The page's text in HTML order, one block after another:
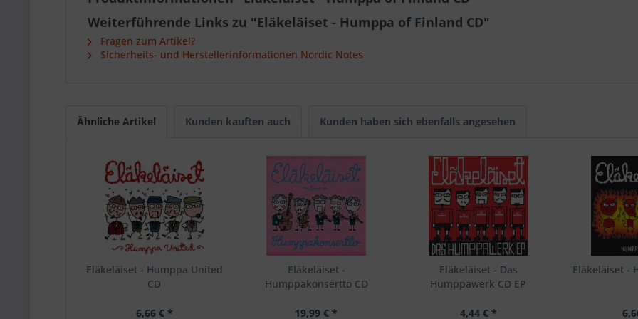
Weiterführende Links zu "Eläkeläiset - Humppa of Finland CD"
Fragen zum Artikel?
Sicherheits- und Herstellerinformationen Nordic Notes
Ähnliche Artikel Kunden kauften auch Kunden haben sich ebenfalls angesehen
Eläkeläiset - Humppa United
CD
6,66 € *
Eläkeläiset -
Humppakonsertto CD
19,99 € *
Eläkeläiset - Das
Humppawerk CD EP
4,44 € *
Eläkeläiset -